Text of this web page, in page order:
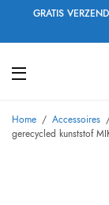
GRATIS
Home / Accessoires
gerecycled kunststof